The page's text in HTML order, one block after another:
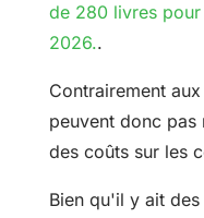
de 280 livres
2026..
Contrairement
peuvent donc
des coûts sur les
Bien qu'il y ait